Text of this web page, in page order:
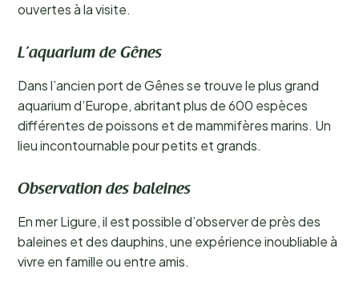
ouvertes à la visite.
L’aquarium de Gênes
Dans l’ancien port de Gênes se trouve le plus grand
aquarium d’Europe, abritant plus de 600 espèces
différentes de poissons et de mammifères marins. Un
lieu incontournable pour petits et grands.
Observation des baleines
En mer Ligure, il est possible d’observer de près des
baleines et des dauphins, une expérience inoubliable à
vivre en famille ou entre amis.